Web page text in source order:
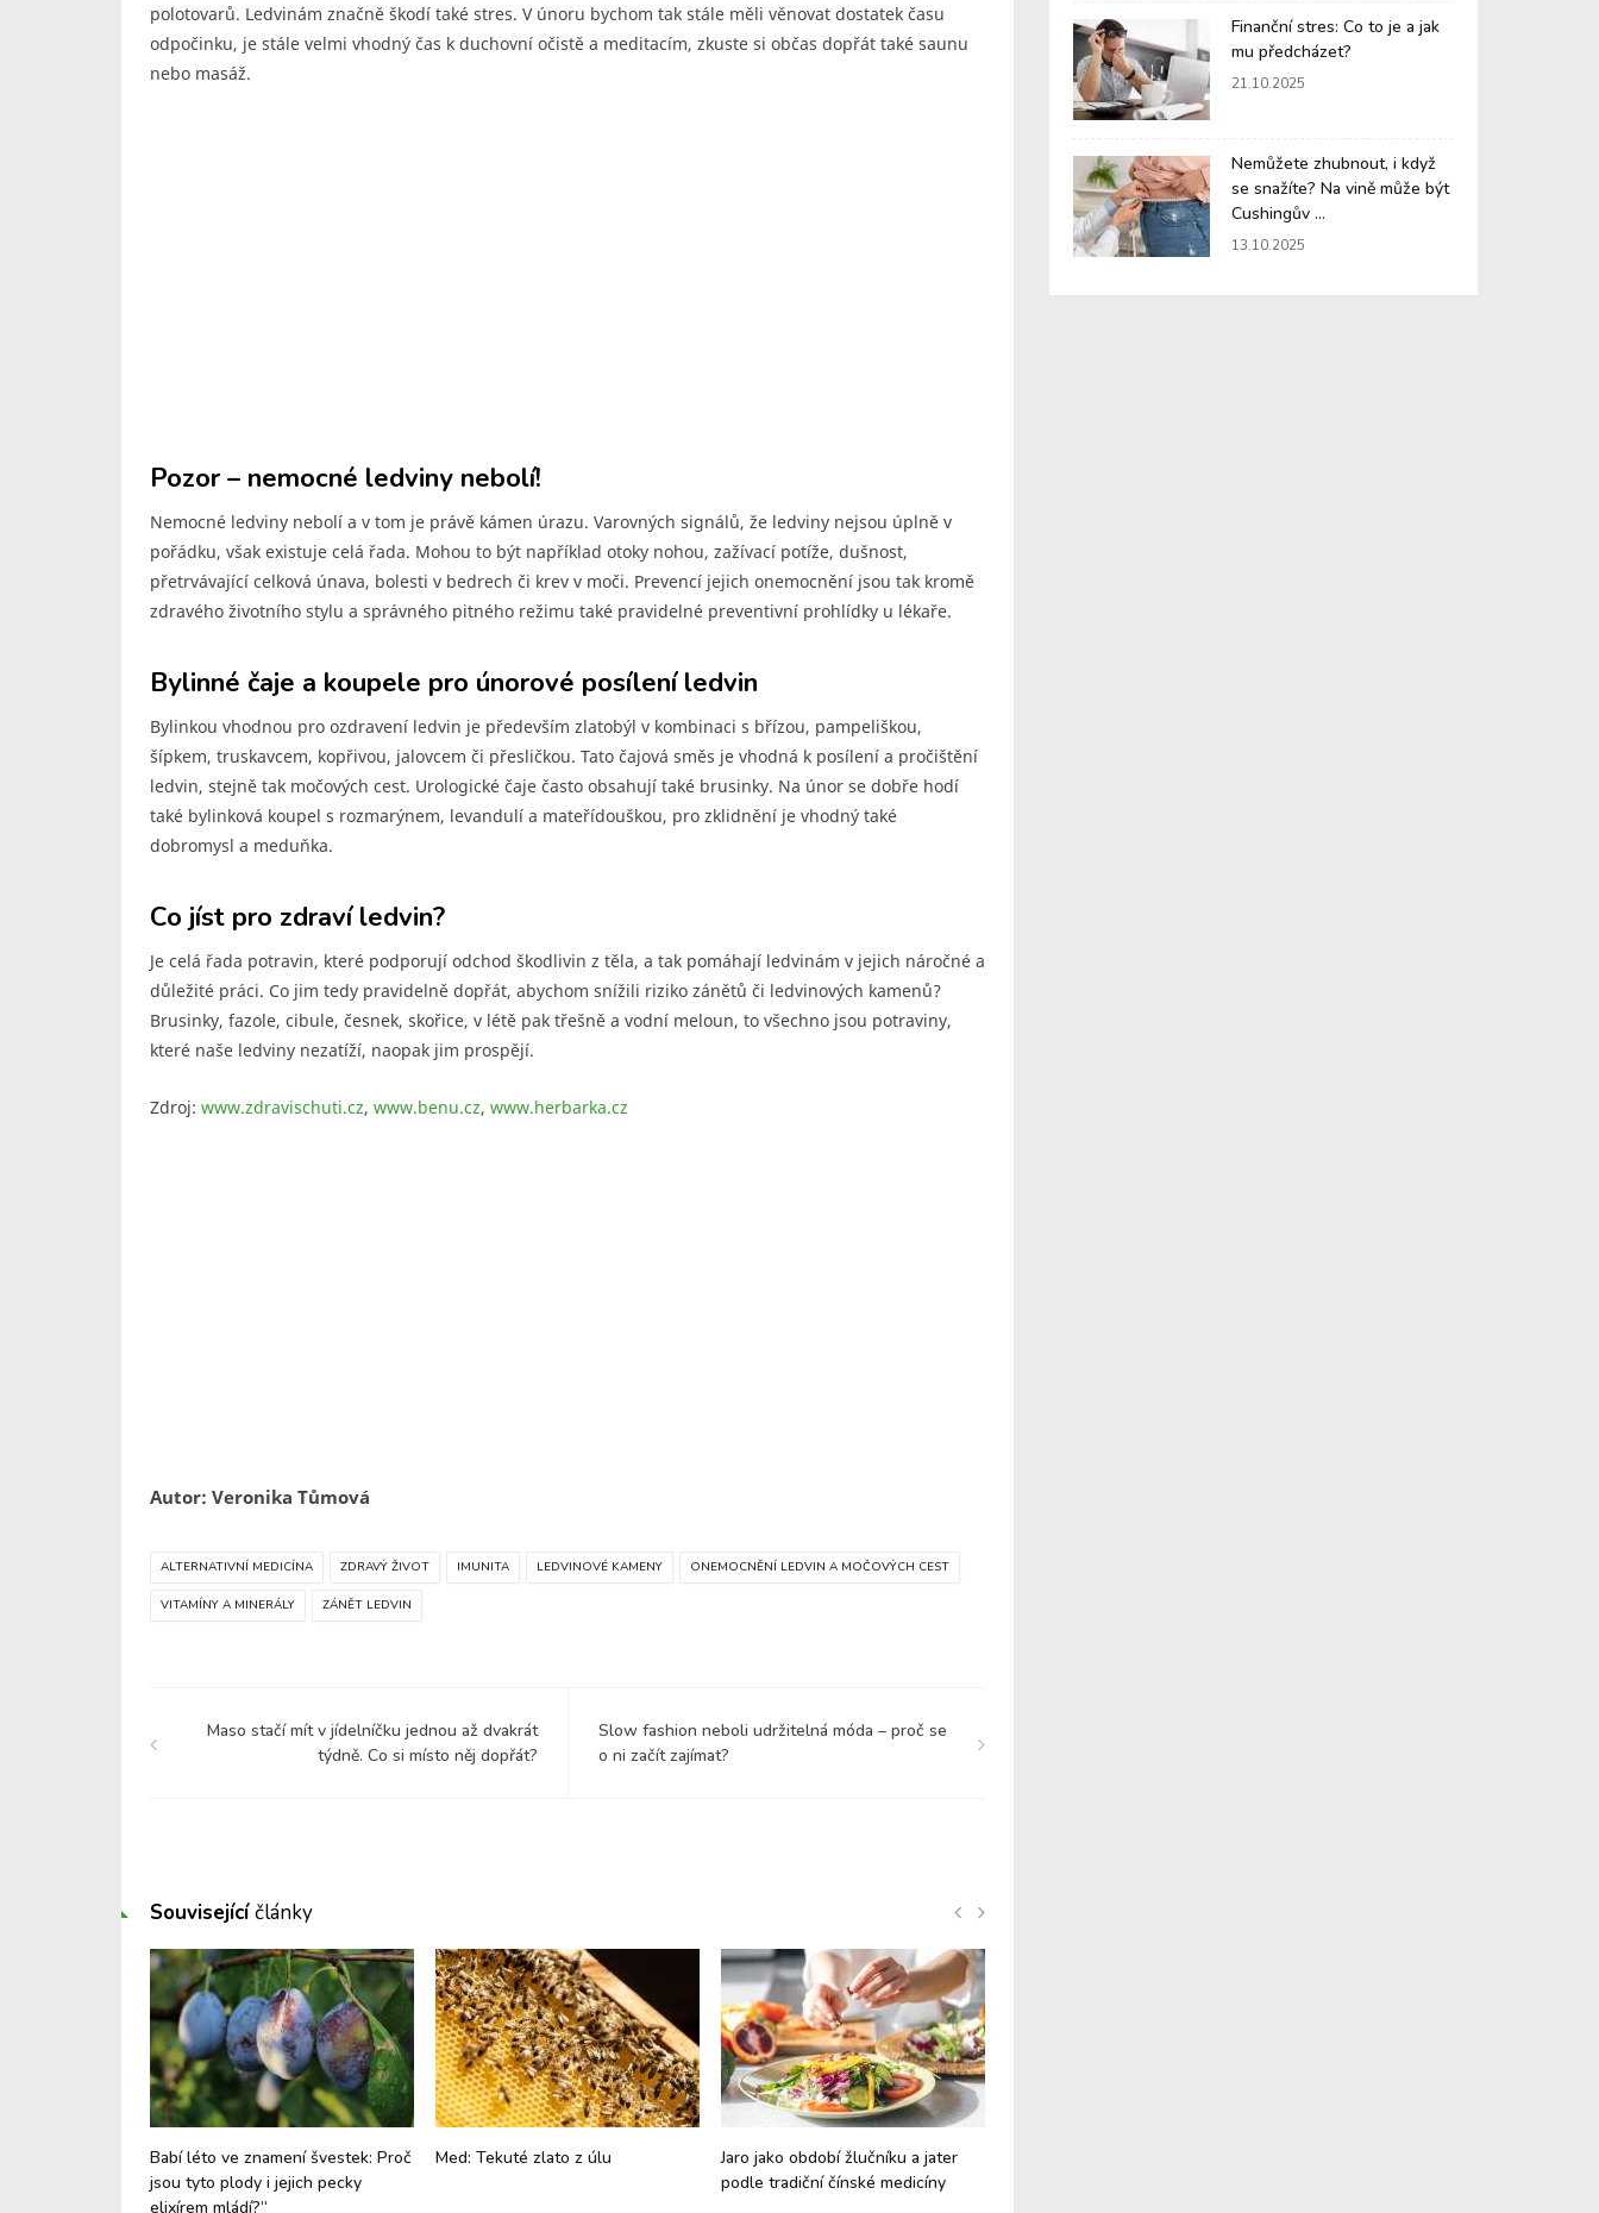
polotovarů. Ledvinám značně škodí také stres. V únoru bychom tak stále měli věnovat dostatek času
odpočinku, je stále velmi vhodný čas k duchovní očistě a meditacím, zkuste si občas dopřát také saunu
nebo masáž.
Pozor – nemocné ledviny nebolí!
Nemocné ledviny nebolí a v tom je právě kámen úrazu. Varovných signálů, že ledviny nejsou úplně v
pořádku, však existuje celá řada. Mohou to být například otoky nohou, zažívací potíže, dušnost,
přetrvávající celková únava, bolesti v bedrech či krev v moči. Prevencí jejich onemocnění jsou tak kromě
zdravého životního stylu a správného pitného režimu také pravidelné preventivní prohlídky u lékaře.
Bylinné čaje a koupele pro únorové posílení ledvin
Bylinkou vhodnou pro ozdravení ledvin je především zlatobýl v kombinaci s břízou, pampeliškou,
šípkem, truskavcem, kopřivou, jalovcem či přesličkou. Tato čajová směs je vhodná k posílení a pročištění
ledvin, stejně tak močových cest. Urologické čaje často obsahují také brusinky. Na únor se dobře hodí
také bylinková koupel s rozmarýnem, levandulí a mateřídouškou, pro zklidnění je vhodný také
dobromysl a meduňka.
Co jíst pro zdraví ledvin?
Je celá řada potravin, které podporují odchod škodlivin z těla, a tak pomáhají ledvinám v jejich náročné a
důležité práci. Co jim tedy pravidelně dopřát, abychom snížili riziko zánětů či ledvinových kamenů?
Brusinky, fazole, cibule, česnek, skořice, v létě pak třešně a vodní meloun, to všechno jsou potraviny,
které naše ledviny nezatíží, naopak jim prospějí.
Zdroj: www.zdravischuti.cz, www.benu.cz, www.herbarka.cz
Autor: Veronika Tůmová
ALTERNATIVNÍ MEDICÍNA ZDRAVÝ ŽIVOT IMUNITA LEDVINOVÉ KAMENY ONEMOCNĚNÍ LEDVIN A MOČOVÝCH CEST
VITAMÍNY A MINERÁLY ZÁNĚT LEDVIN
Maso stačí mít v jídelníčku jednou až dvakrát
týdně. Co si místo něj dopřát?
Slow fashion neboli udržitelná móda – proč se
o ni začít zajímat?
Finanční stres: Co to je a jak
mu předcházet?
21.10.2025
Nemůžete zhubnout, i když
se snažíte? Na vině může být
Cushingův ...
13.10.2025
Souvisejícíčlánky
Babí léto ve znamení švestek: Proč
jsou tyto plody i jejich pecky
elixírem mládí?“
Med: Tekuté zlato z úlu
Jaro jako období žlučníku a jater
podle tradiční čínské medicíny